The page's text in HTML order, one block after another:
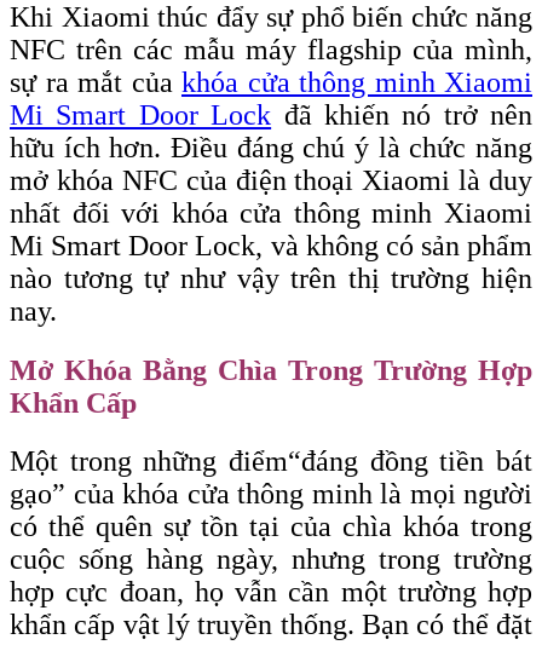
Khi Xiaomi thúc đẩy sự phổ biến chức năng
NFC trên các mẫu máy flagship của mình,
sự ra mắt của khóa cửa thông minh Xiaomi
Mi Smart Door Lock đã khiến nó trở nên
hữu ích hơn. Điều đáng chú ý là chức năng
mở khóa NFC của điện thoại Xiaomi là duy
nhất đối với khóa cửa thông minh Xiaomi
Mi Smart Door Lock, và không có sản phẩm
nào tương tự như vậy trên thị trường hiện
nay.
Mở Khóa Bằng Chìa Trong Trường Hợp
Khẩn Cấp
Một trong những điểm“đáng đồng tiền bát
gạo” của khóa cửa thông minh là mọi người
có thể quên sự tồn tại của chìa khóa trong
cuộc sống hàng ngày, nhưng trong trường
hợp cực đoan, họ vẫn cần một trường hợp
khẩn cấp vật lý truyền thống. Bạn có thể đặt